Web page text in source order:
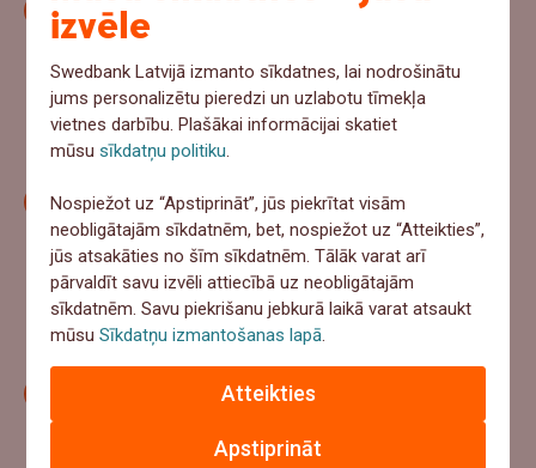
Apzināti iegūta piekrišana un lietotāju tiesību
ievērošana
piekrišanu no lietotājiem. Dodiet iespēju piekrist vai
atteikties no datu apstrādes. Nodrošiniet piekļuvi
datiem, ļaujiet tos labot, izdzēst vai ierobežot to
apstrādi.
Drošības pasākumi– ieviesiet atbilstošus
tehniskos un organizatoriskos pasākumus, lai
aizsargātu savu klientu datus no nesankcionētas
piekļuves, izmantošanas, izpaušanas, labošanas vai
iznīcināšanas. Rūpīgi izvērtējiet savus datu
apstrādes partnerus un sistēmas.
– vienmēr paturiet prātā, ka klients ar
kredītu, bet arī iespēju iepazīstināt ar savu zīmolu.
izvēle
Swedbank Latvijā izmanto sīkdatnes, lai nodrošinātu
jums personalizētu pieredzi un uzlabotu tīmekļa
vietnes darbību. Plašākai informācijai skatiet
mūsusīkdatņu politiku
Nospiežot uz “Apstiprināt”, jūs piekrītat visām
neobligātajām sīkdatnēm, bet, nospiežot uz “Atteikties”,
jūs atsakāties no šīm sīkdatnēm. Tālāk varat arī
pārvaldīt savu izvēli attiecībā uz neobligātajām
sīkdatnēm. Savu piekrišanu jebkurā laikā varat atsaukt
mūsuSīkdatņu izmantošanas lapā
Apstiprināt
Atteikties